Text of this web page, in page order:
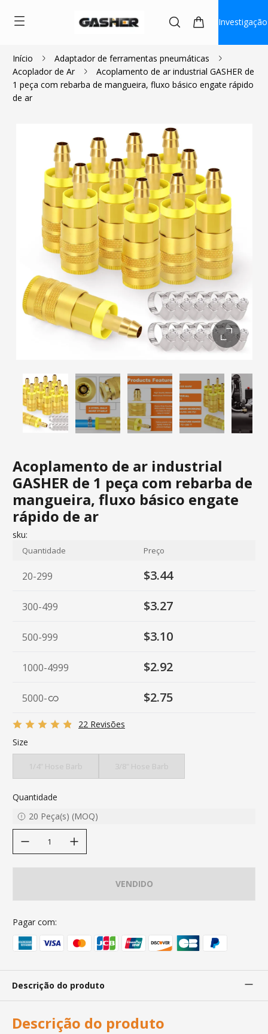
Investigação
Início
Adaptador de ferramentas pneumáticas
Acoplador de Ar
Acoplamento de ar industrial GASHER de
1 peça com rebarba de mangueira, fluxo básico engate rápido
de ar
Acoplamento de ar industrial
GASHER de 1 peça com rebarba de
mangueira, fluxo básico engate
rápido de ar
$2.75~ $3.56
sku:
Quantidade Preço
20-299 $3.44
300-499 $3.27
500-999 $3.10
1000-4999 $2.92
5000- $2.75
22 Revisões
Size
Quantidade
20 Peça(s) (MOQ)
VENDIDO
Pagar com:
Descrição do produto
Descrição do produto